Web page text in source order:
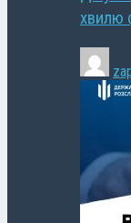
хвилю